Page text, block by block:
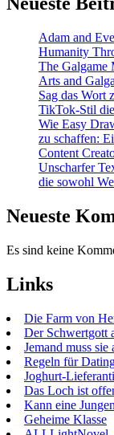
Adam and
Humanity
The Galgame
Arts and
Sag das Wort
TikTok-Stil
Wie Easy
zu schaffen:
Content
Unscharfer
die sowohl
Neueste
Es sind keine
Links
Die Farm von
Der Schwertgott
Jemand muss sie
Regeln für
Joghurt-
Das Loch ist
Kann eine
Geheime Klasse